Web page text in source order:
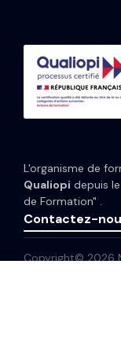
HubSpot Data
Tarifs HubSpot
Études de cas
Portfolio
Espace presse
Glossaire
L'organisme de
Qualiopi depuis
de Formation" .
Contactez-
Copyright© 2026